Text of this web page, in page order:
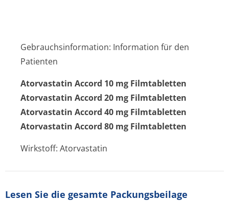
Gebrauchsinformation: Information für den
Patienten
Atorvastatin Accord 10 mg Filmtabletten
Atorvastatin Accord 20 mg Filmtabletten
Atorvastatin Accord 40 mg Filmtabletten
Atorvastatin Accord 80 mg Filmtabletten
Wirkstoff: Atorvastatin
Lesen Sie die gesamte Packungsbeilage